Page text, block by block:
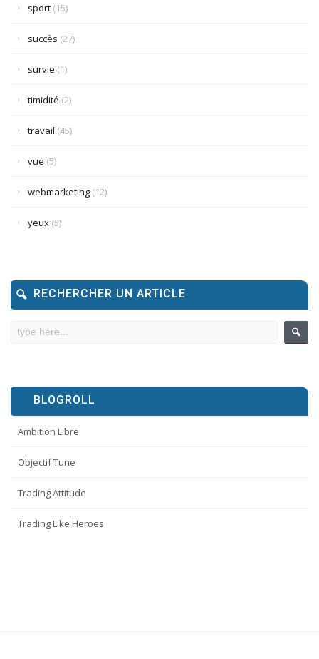
sport (15)
succès (27)
survie (1)
timidité (2)
travail (45)
vue (5)
webmarketing (12)
yeux (5)
RECHERCHER UN ARTICLE
BLOGROLL
Ambition Libre
Objectif Tune
Trading Attitude
Trading Like Heroes